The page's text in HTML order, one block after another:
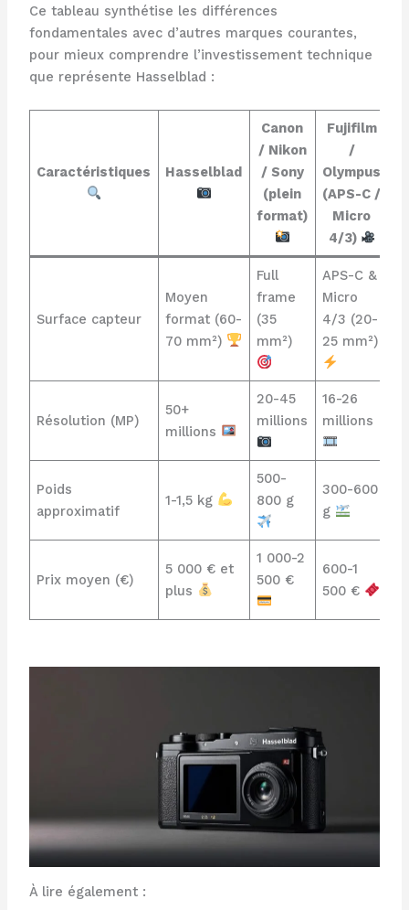
Ce tableau synthétise les différences
fondamentales avec d’autres marques courantes,
pour mieux comprendre l’investissement technique
que représente Hasselblad :
Caractéristiques Hasselblad
Canon
/ Nikon
/ Sony
(plein
format)
Fujifilm
/
Olympus
(APS-C /
Micro
4/3)
Surface capteur
Moyen
format (60-
70 mm²)
Full
frame
(35
mm²)
APS-C &
Micro
4/3 (20-
25 mm²)
Résolution (MP)
50+
millions
20-45
millions
16-26
millions
Poids
approximatif
1-1,5 kg
500-
800 g
300-600
g
Prix moyen (€)
5 000 € et
plus
1 000-2
500 €
600-1
500 €
À lire également :